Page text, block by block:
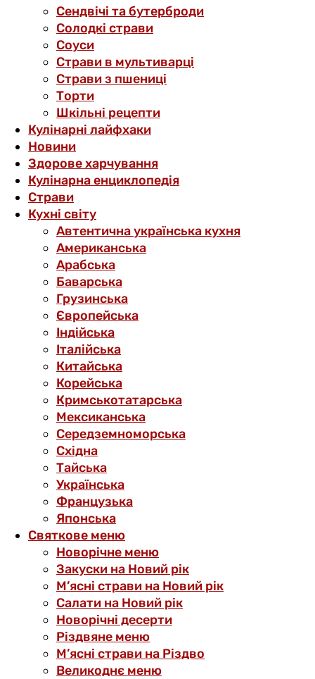
Сендвічі та бутерброди
Солодкі страви
Соуси
Страви в мультиварці
Страви з пшениці
Торти
Шкільні рецепти
Кулінарні лайфхаки
Новини
Здорове харчування
Кулінарна енциклопедія
Страви
Кухні світу
Автентична українська кухня
Американська
Арабська
Баварська
Грузинська
Європейська
Індійська
Італійська
Китайська
Корейська
Кримськотатарська
Мексиканська
Середземноморська
Східна
Тайська
Українська
Французька
Японська
Святкове меню
Новорічне меню
Закуски на Новий рік
М’ясні страви на Новий рік
Салати на Новий рік
Новорічні десерти
Різдвяне меню
М’ясні страви на Різдво
Великоднє меню